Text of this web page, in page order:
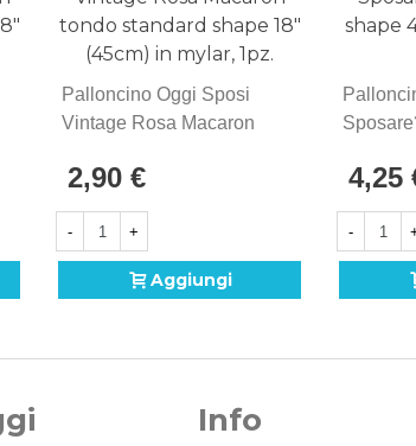
Palloncino Oggi Sposi
Vintage Rosa Macaron
18" (45cm) In Mylar, 1pz.
2,90 €
- +
Aggiungi
5pz.
4,25
-
Info